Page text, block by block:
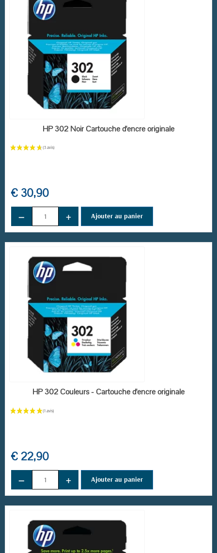
EN STOCK
HP 302 Noir Cartouche d'encre originale
€ 30,90
− + Ajouter au panier
EN STOCK
HP 302 Couleurs - Cartouche d'encre originale
€ 22,90
− + Ajouter au panier